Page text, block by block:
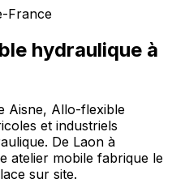
France
hydraulique à
Aisne, Allo-flexible
et industriels
De Laon à
atelier mobile fabrique le
sur site.